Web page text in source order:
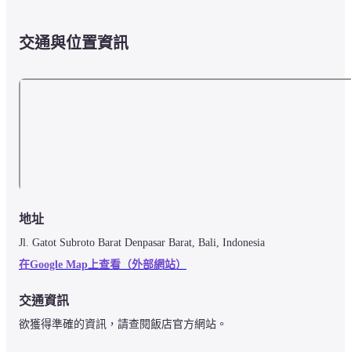
交通與位置資訊
地址
Jl. Gatot Subroto Barat Denpasar Barat, Bali, Indonesia
在Google Map上查看（外部網站）
交通資訊
欲獲得準確的資訊，請查閱飯店官方網站。